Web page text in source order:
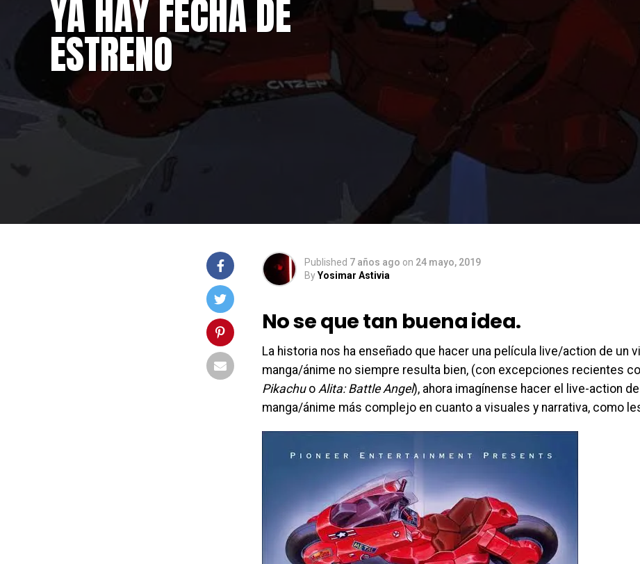
YA HAY FECHA DE
ESTRENO
Published 7 años ago on 24 mayo, 2019
ByYosimar Astivia
No se que tan buena idea.
La historia nos ha enseñado que hacer una película live/action de un
manga/ánime no siempre resulta bien, (con excepciones recientes
Pikachu o Alita: Battle Angel), ahora imagínense hacer el live-action
manga/ánime más complejo en cuanto a visuales y narrativa, como